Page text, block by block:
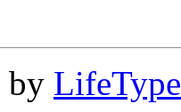
by LifeType